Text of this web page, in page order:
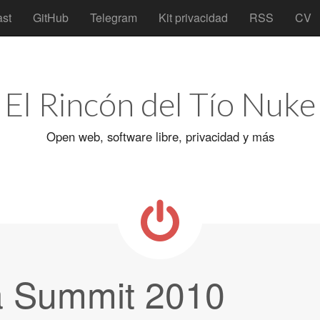
GitHub Telegram Kit privacidad RSS CV
El Rincón del Tío Nuke
Open web, software libre, privacidad y más
Summit 2010